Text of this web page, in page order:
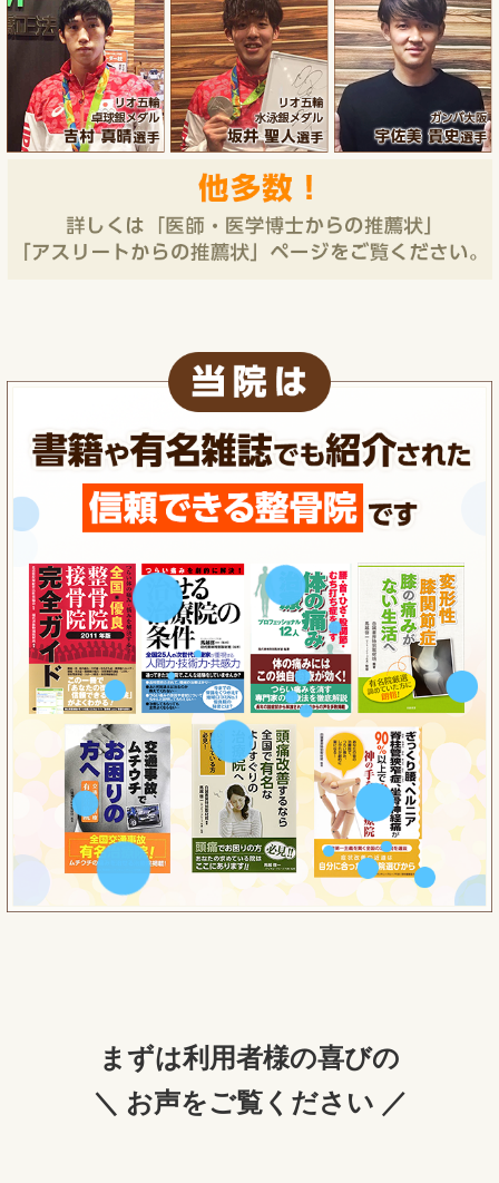
まずは利用者様の喜びの
＼ お声をご覧ください ／